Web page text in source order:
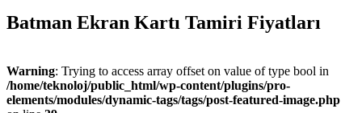
Batman Ekran Kartı Tamiri Fiyatları
Warning: Trying to access array offset on value of type bool in
/home/teknoloj/public_html/wp-content/plugins/pro-
elements/modules/dynamic-tags/tags/post-featured-image.php